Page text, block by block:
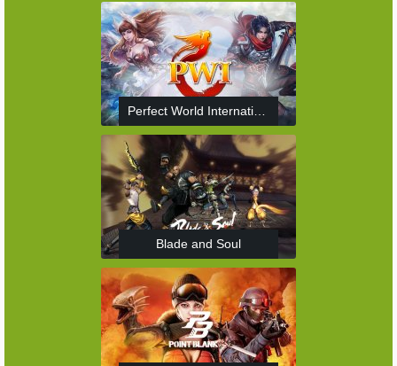
Perfect World International
Blade and Soul